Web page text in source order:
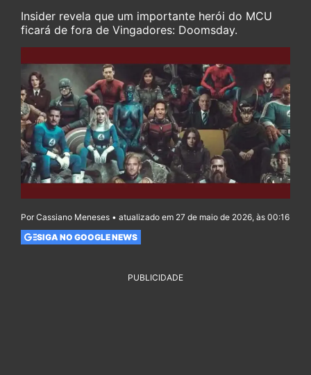
Insider revela que um importante herói do MCU
ficará de fora de Vingadores: Doomsday.
Por Cassiano Meneses • atualizado em 27 de maio de 2026, às 00:16
SIGA NO GOOGLE NEWS
PUBLICIDADE